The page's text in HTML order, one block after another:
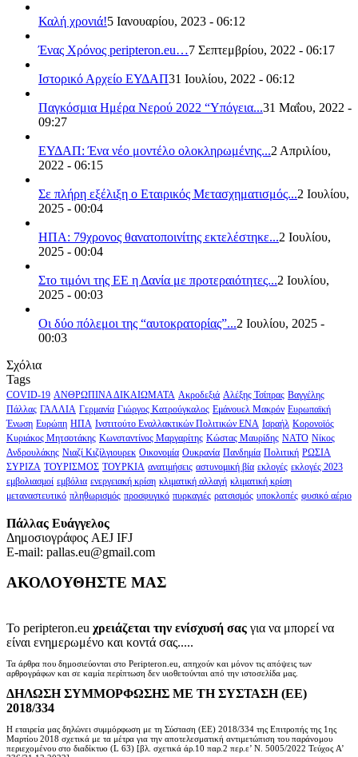
Καλή χρονιά!5 Ιανουαρίου, 2023 - 06:12
Ένας Χρόνος peripteron.eu…7 Σεπτεμβρίου, 2022 - 06:17
Ιστορικό Αρχείο ΕΥΔΑΠ31 Ιουλίου, 2022 - 06:12
Παγκόσμια Ημέρα Νερού 2022 “Υπόγεια...31 Μαΐου, 2022 -
09:27
ΕΥΔΑΠ: Ένα νέο μοντέλο ολοκληρωμένης...2 Απριλίου,
2022 - 06:15
Σε πλήρη εξέλιξη ο Εταιρικός Μετασχηματισμός...2 Ιουλίου,
2025 - 00:04
ΗΠΑ: 79χρονος θανατοποινίτης εκτελέστηκε...2 Ιουλίου,
2025 - 00:04
Στο τιμόνι της ΕΕ η Δανία με προτεραιότητες...2 Ιουλίου,
2025 - 00:03
Οι δύο πόλεμοι της “αυτοκρατορίας”...2 Ιουλίου, 2025 -
00:03
Σχόλια
Tags
COVID-19 ΑΝΘΡΩΠΙΝΑ ΔΙΚΑΙΩΜΑΤΑ Ακροδεξιά Αλέξης Τσίπρας Βαγγέλης
Πάλλας ΓΑΛΛΙΑ Γερμανία Γιώργος Κατρούγκαλος Εμάνουελ Μακρόν Ευρωπαϊκή
Ένωση Ευρώπη ΗΠΑ Ινστιτούτο Εναλλακτικών Πολιτικών ΕΝΑ Ισραήλ Κορονοϊός
Κυριάκος Μητσοτάκης Κωνσταντίνος Μαργαρίτης Κώστας Μαυρίδης ΝΑΤΟ Νίκος
Ανδρουλάκης Νιαζί Κιζίλγιουρεκ Οικονομία Ουκρανία Πανδημία Πολιτική ΡΩΣΙΑ
ΣΥΡΙΖΑ ΤΟΥΡΙΣΜΟΣ ΤΟΥΡΚΙΑ ανατιμήσεις αστυνομική βία εκλογές εκλογές 2023
εμβολιασμοί εμβόλια ενεργειακή κρίση κλιματική αλλαγή κλιματική κρίση
μεταναστευτικό πληθωρισμός προσφυγικό πυρκαγιές ρατσισμός υποκλοπές φυσικό αέριο
Πάλλας Ευάγγελος
Δημοσιογράφος AEJ ΙFJ
E-mail: pallas.eu@gmail.com
ΑΚΟΛΟΥΘΗΣΤΕ ΜΑΣ
Το peripteron.eu χρειάζεται την ενίσχυσή σας για να μπορεί να
είναι ενημερωμένο και κοντά σας.....
Τα άρθρα που δημοσιεύονται στο Peripteron.eu, απηχούν και μόνον τις απόψεις των
αρθρογράφων και σε καμία περίπτωση δεν υιοθετούνται από την ιστοσελίδα μας.
ΔΗΛΩΣΗ ΣΥΜΜΟΡΦΩΣΗΣ ΜΕ ΤΗ ΣΥΣΤΑΣΗ (ΕΕ)
2018/334
Η εταιρεία μας δηλώνει συμμόρφωση με τη Σύσταση (ΕΕ) 2018/334 της Επιτροπής της 1ης
Μαρτίου 2018 σχετικά με τα μέτρα για την αποτελεσματική αντιμετώπιση του παράνομου
περιεχομένου στο διαδίκτυο (L 63) [βλ. σχετικά άρ.10 παρ.2 περ.ε’ Ν. 5005/2022 Τεύχος A’